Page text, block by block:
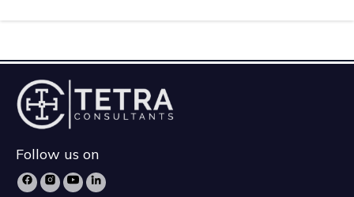
Follow us on